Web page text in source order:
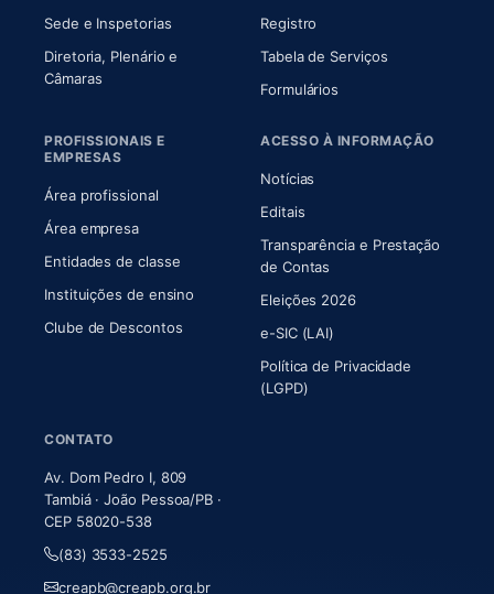
Sede e Inspetorias
Diretoria, Plenário e
Câmaras(abre em nova aba)
Registro
Tabela de Serviços
Formulários
PROFISSIONAIS E
EMPRESAS
Área profissional
Área empresa
Entidades de classe
Instituições de ensino
Clube de Descontos
ACESSO À INFORMAÇÃO
Notícias
Editais
Transparência e Prestação
de Contas
Eleições 2026
e-SIC (LAI)
Política de Privacidade
(LGPD)
CONTATO
Av. Dom Pedro I, 809
Tambiá · João Pessoa/PB ·
CEP 58020-538
(83) 3533-2525
creapb@creapb.org.br